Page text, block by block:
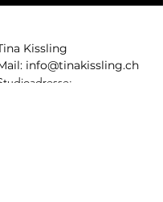
Kissling
info@tinakissling.ch